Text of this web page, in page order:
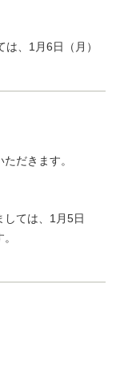
、1月6日（月）
だきます。
しては、1月5日